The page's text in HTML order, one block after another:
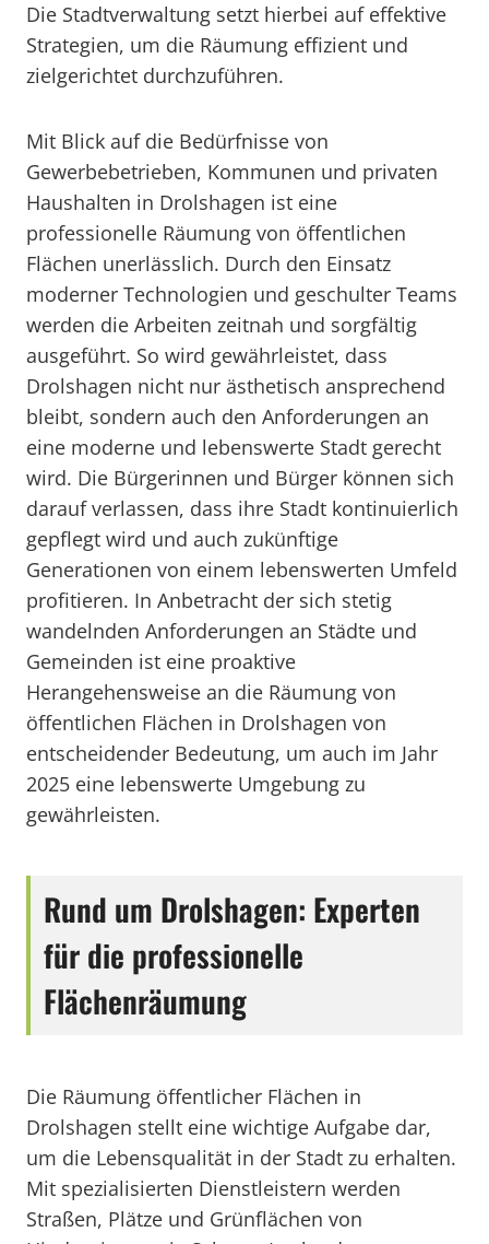
Die Stadtverwaltung setzt hierbei auf effektive
Strategien, um die Räumung effizient und
zielgerichtet durchzuführen.
Mit Blick auf die Bedürfnisse von
Gewerbebetrieben, Kommunen und privaten
Haushalten in Drolshagen ist eine
professionelle Räumung von öffentlichen
Flächen unerlässlich. Durch den Einsatz
moderner Technologien und geschulter Teams
werden die Arbeiten zeitnah und sorgfältig
ausgeführt. So wird gewährleistet, dass
Drolshagen nicht nur ästhetisch ansprechend
bleibt, sondern auch den Anforderungen an
eine moderne und lebenswerte Stadt gerecht
wird. Die Bürgerinnen und Bürger können sich
darauf verlassen, dass ihre Stadt kontinuierlich
gepflegt wird und auch zukünftige
Generationen von einem lebenswerten Umfeld
profitieren. In Anbetracht der sich stetig
wandelnden Anforderungen an Städte und
Gemeinden ist eine proaktive
Herangehensweise an die Räumung von
öffentlichen Flächen in Drolshagen von
entscheidender Bedeutung, um auch im Jahr
2025 eine lebenswerte Umgebung zu
gewährleisten.
Rund um Drolshagen: Experten
für die professionelle
Flächenräumung
Die Räumung öffentlicher Flächen in
Drolshagen stellt eine wichtige Aufgabe dar,
um die Lebensqualität in der Stadt zu erhalten.
Mit spezialisierten Dienstleistern werden
Straßen, Plätze und Grünflächen von